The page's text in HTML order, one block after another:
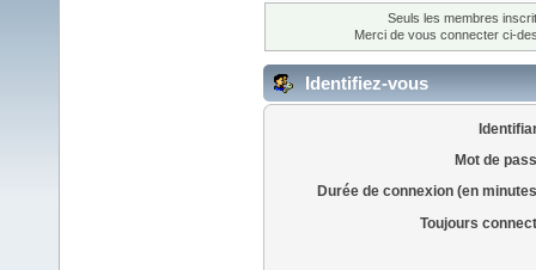
Seuls les membres
Merci de vous connecter ci-
Identifiez-vous
Mot de
Durée de connexion (en
Toujours